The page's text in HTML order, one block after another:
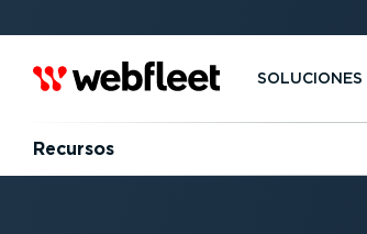
SOLUCIONES
Recursos